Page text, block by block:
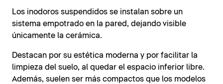
Los inodoros suspendidos se instalan sobre un
sistema empotrado en la pared, dejando visible
únicamente la cerámica.
Destacan por su estética moderna y por facilitar la
limpieza del suelo, al quedar el espacio inferior libre.
Además, suelen ser más compactos que los modelos